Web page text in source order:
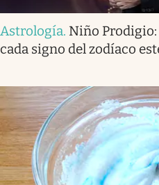
Astrología. Niño Prodigio:
cada signo del zodíaco